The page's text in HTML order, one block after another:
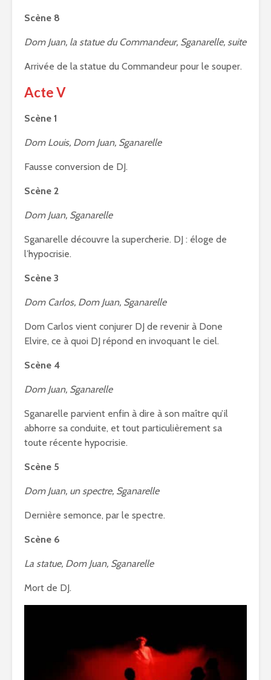
Scène 8
Dom Juan, la statue du Commandeur, Sganarelle, suite
Arrivée de la statue du Commandeur pour le souper.
Acte V
Scène 1
Dom Louis, Dom Juan, Sganarelle
Fausse conversion de DJ.
Scène 2
Dom Juan, Sganarelle
Sganarelle découvre la supercherie. DJ : éloge de
l’hypocrisie.
Scène 3
Dom Carlos, Dom Juan, Sganarelle
Dom Carlos vient conjurer DJ de revenir à Done
Elvire, ce à quoi DJ répond en invoquant le ciel.
Scène 4
Dom Juan, Sganarelle
Sganarelle parvient enfin à dire à son maître qu’il
abhorre sa conduite, et tout particulièrement sa
toute récente hypocrisie.
Scène 5
Dom Juan, un spectre, Sganarelle
Dernière semonce, par le spectre.
Scène 6
La statue, Dom Juan, Sganarelle
Mort de DJ.